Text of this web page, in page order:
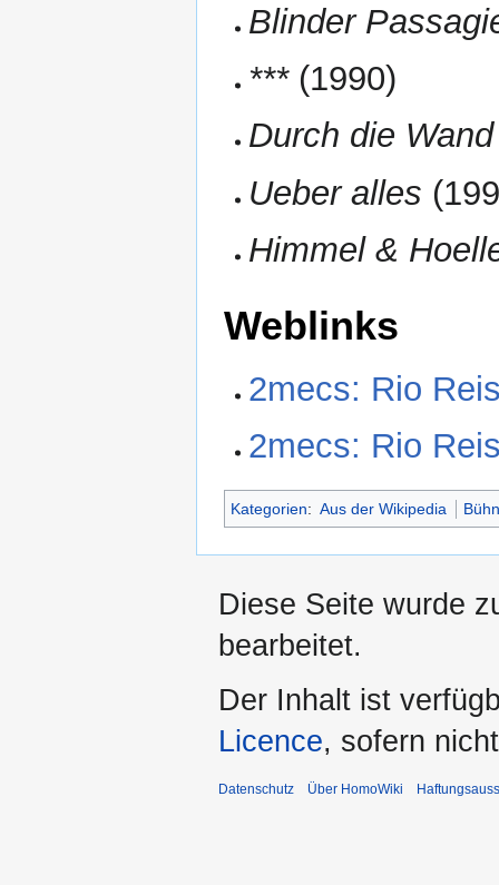
Blinder
***(1990)
Durch die Wand
Ueber alles
Himmel &
Weblinks
2mecs: Rio
2mecs: Rio
Kategorien: Aus der Wikipedia
Diese Seite wurde
bearbeitet.
Der Inhalt ist
Licence, sofern
Datenschutz Über HomoWiki